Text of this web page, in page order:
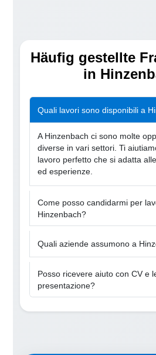
Häufig gestellte
in
Quali lavori sono disponibili a
A Hinzenbach ci sono molte
diverse in vari settori. Ti
lavoro perfetto che si adatta
ed esperienze.
Come posso candidarmi per
Hinzenbach?
Quali aziende assumono a
Posso ricevere aiuto con CV e
presentazione?